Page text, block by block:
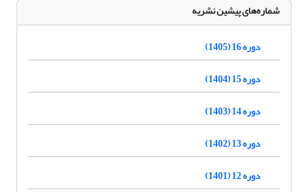
شماره‌های پیشین نشریه
دوره 16 (1405)
دوره 15 (1404)
دوره 14 (1403)
دوره 13 (1402)
دوره 12 (1401)